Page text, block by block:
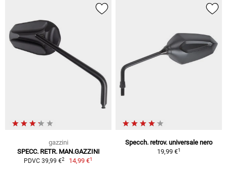
gazzini
SPECC. RETR. MAN.GAZZINI
PDVC 39,99 €2 14,99 €1
Specch. retrov. universale nero
19,99 €1